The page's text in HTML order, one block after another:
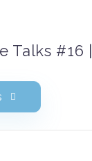
Talks #16